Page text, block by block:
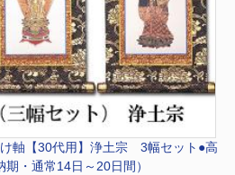
軸【30代用】浄土宗 3幅セット●高
・通常14日～20日間）